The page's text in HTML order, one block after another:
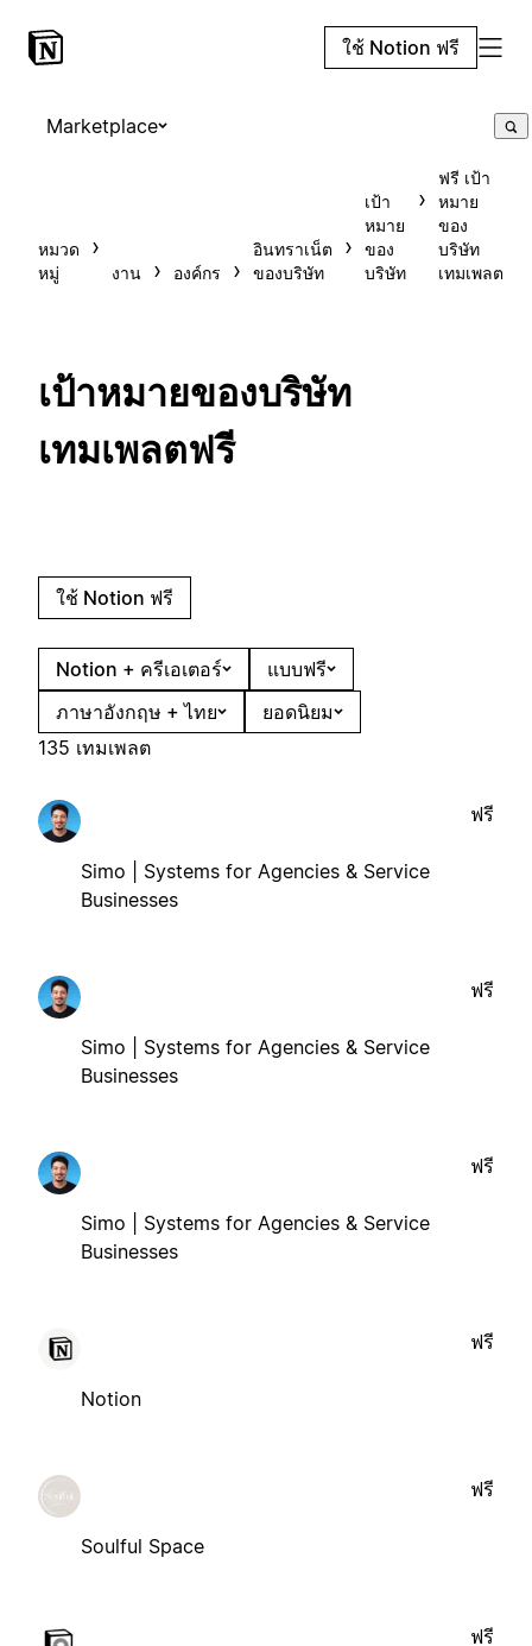
ใช้ Notion ฟรี
Marketplace
หมวด
หมู่
งาน องค์กร
อินทราเน็ต
ของบริษัท
เป้า
หมาย
ของ
บริษัท
ฟรี เป้า
หมาย
ของ
บริษัท
เทมเพลต
เป้าหมายของบริษัท
เทมเพลตฟรี
ใช้ Notion ฟรี
Notion + ครีเอเตอร์
แบบฟรี
ภาษาอังกฤษ + ไทย
ยอดนิยม
135 เทมเพลต
Simo | Systems for Agencies & Service
Businesses
ฟรี
Simo | Systems for Agencies & Service
Businesses
ฟรี
Simo | Systems for Agencies & Service
Businesses
ฟรี
Notion
ฟรี
Soulful Space
ฟรี
ฟรี